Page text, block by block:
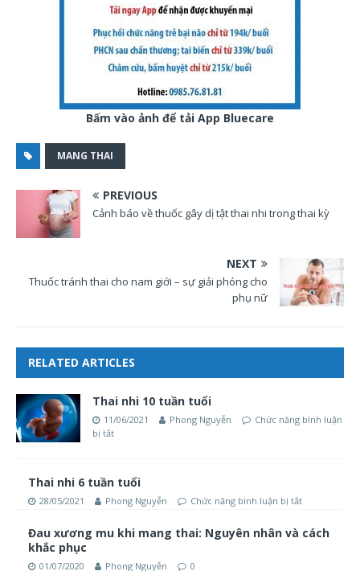
Bấm vào ảnh để tải App Bluecare
MANG THAI
PREVIOUS
Cảnh báo về thuốc gây dị tật thai nhi trong thai kỳ
NEXT
Thuốc tránh thai cho nam giới – sự giải phóng cho
phụ nữ
RELATED ARTICLES
Thai nhi 10 tuần tuổi
11/06/2021 Phong Nguyễn
Chức năng bình luận
bị tắt
Thai nhi 6 tuần tuổi
28/05/2021 Phong Nguyễn Chức năng bình luận bị tắt
Đau xương mu khi mang thai: Nguyên nhân và cách
khắc phục
01/07/2020 Phong Nguyễn 0